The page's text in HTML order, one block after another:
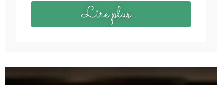
Lire plus...